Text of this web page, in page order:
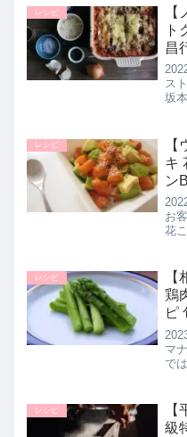
ん
す
レシピ
ト
昌
月
ス
坂
ー
ー
レシピ
キ
ン
お
花
モ
方
レシピ
鶏
ピ
マ
で
【
ー
レシピ
級